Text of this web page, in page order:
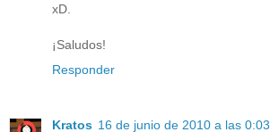
xD.
¡Saludos!
Responder
Kratos 16 de junio de 2010 a las 0:03